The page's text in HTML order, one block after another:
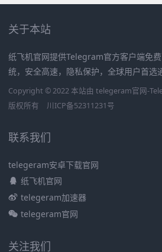
关于本站
纸飞机官网提供Telegram官方客户端免
统，安全高速，隐私保护，全球用户首选
Copyright © 2022 本站由 telegeram官网-
版权所有
川ICP备52311231号
联系我们
telegeram安卓下载官网
纸飞机官网
telegeram加速器
telegeram官网
关注我们